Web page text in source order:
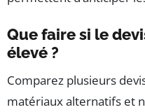
Que faire si le
élevé ?
Comparez plusieurs
matériaux alternatifs et